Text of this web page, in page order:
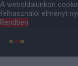
A weboldalunkon
felhasználói élményt
Rendben